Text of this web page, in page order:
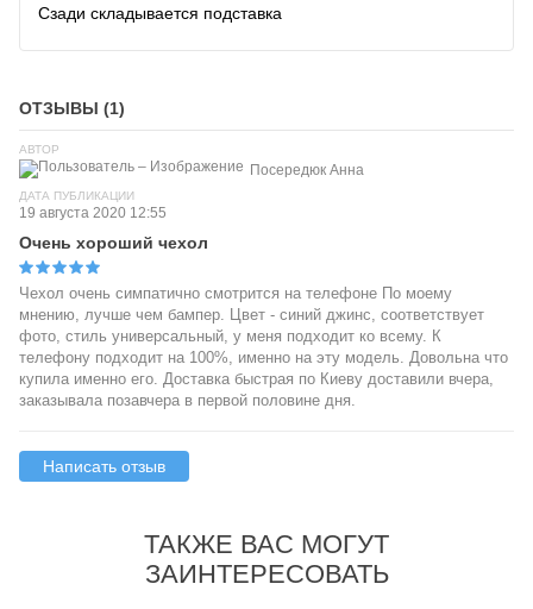
Сзади складывается подставка
ОТЗЫВЫ (1)
АВТОР
Посередюк Анна
ДАТА ПУБЛИКАЦИИ
19 августа 2020 12:55
Очень хороший чехол
Чехол очень симпатично смотрится на телефоне По моему
мнению, лучше чем бампер. Цвет - синий джинс, соответствует
фото, стиль универсальный, у меня подходит ко всему. К
телефону подходит на 100%, именно на эту модель. Довольна что
купила именно его. Доставка быстрая по Киеву доставили вчера,
заказывала позавчера в первой половине дня.
Написать отзыв
ТАКЖЕ ВАС МОГУТ
ЗАИНТЕРЕСОВАТЬ